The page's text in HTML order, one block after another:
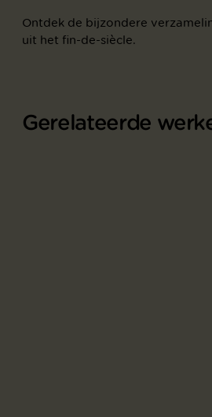
Ontdek de bijzondere
uit het fin-de-siècle.
Gerelateerde